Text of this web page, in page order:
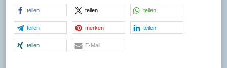
teilen teilen teilen
teilen merken teilen
teilen E-Mail